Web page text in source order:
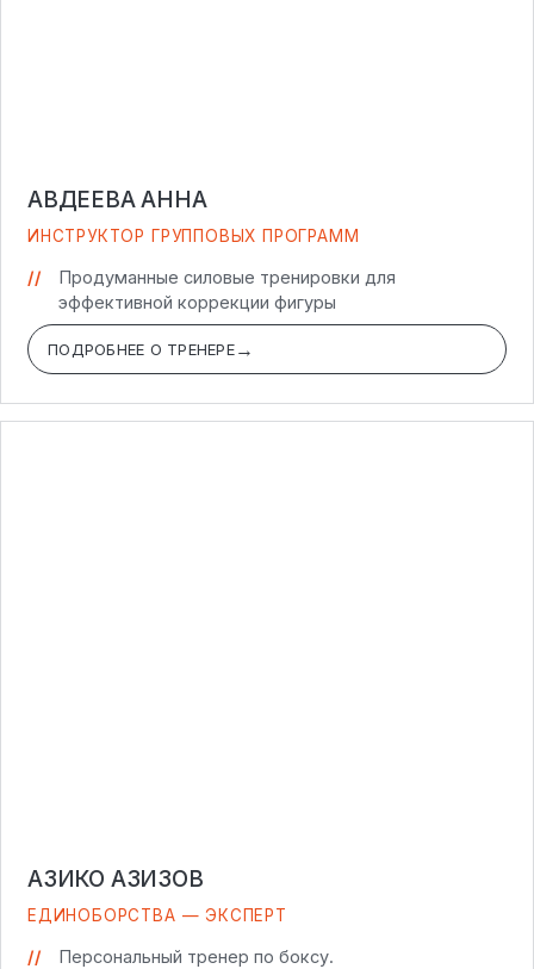
АВДЕЕВА АННА
ИНСТРУКТОР ГРУППОВЫХ ПРОГРАММ
Продуманные силовые тренировки для
эффективной коррекции фигуры
ПОДРОБНЕЕ О ТРЕНЕРЕ
АЗИКО АЗИЗОВ
ЕДИНОБОРСТВА — ЭКСПЕРТ
Персональный тренер по боксу.